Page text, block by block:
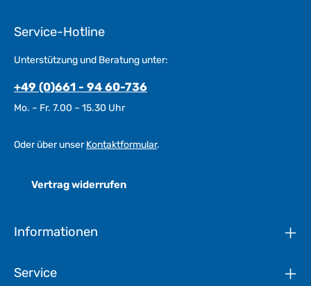
Service-Hotline
Unterstützung und Beratung unter:
+49 (0)661 - 94 60-736
Mo. – Fr. 7.00 – 15.30 Uhr
Oder über unserKontaktformular.
Vertrag widerrufen
Informationen
Service